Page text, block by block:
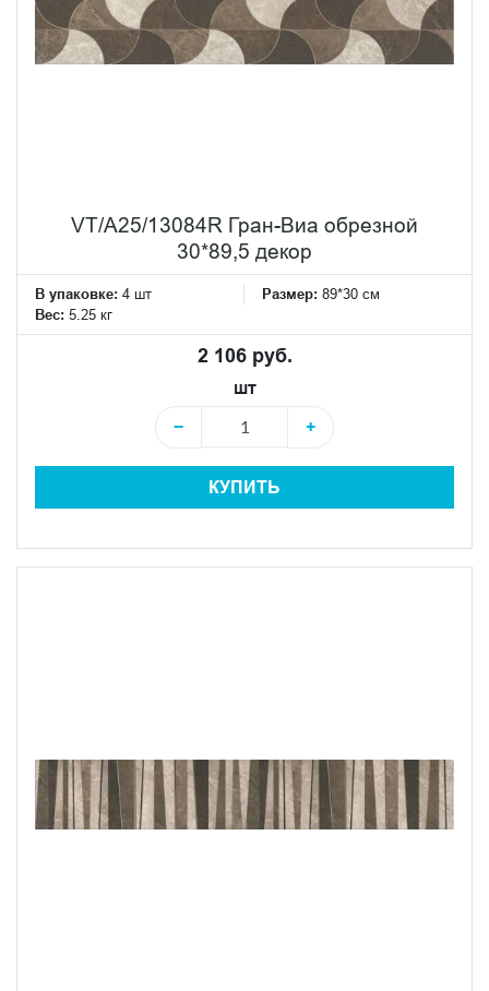
VT/A25/13084R Гран-Виа обрезной
30*89,5 декор
В упаковке: 4 шт Размер: 89*30 см
Вес: 5.25 кг
2 106 руб.
шт
−
+
КУПИТЬ